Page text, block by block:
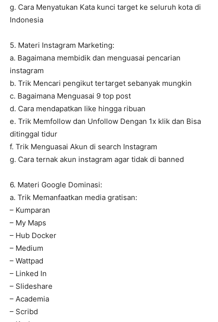
g. Cara Menyatukan Kata kunci target ke seluruh kota di
Indonesia
5. Materi Instagram Marketing:
a. Bagaimana membidik dan menguasai pencarian
instagram
b. Trik Mencari pengikut tertarget sebanyak mungkin
c. Bagaimana Menguasai 9 top post
d. Cara mendapatkan like hingga ribuan
e. Trik Memfollow dan Unfollow Dengan 1x klik dan Bisa
ditinggal tidur
f. Trik Menguasai Akun di search Instagram
g. Cara ternak akun instagram agar tidak di banned
6. Materi Google Dominasi:
a. Trik Memanfaatkan media gratisan:
– Kumparan
– My Maps
– Hub Docker
– Medium
– Wattpad
– Linked In
– Slideshare
– Academia
– Scribd